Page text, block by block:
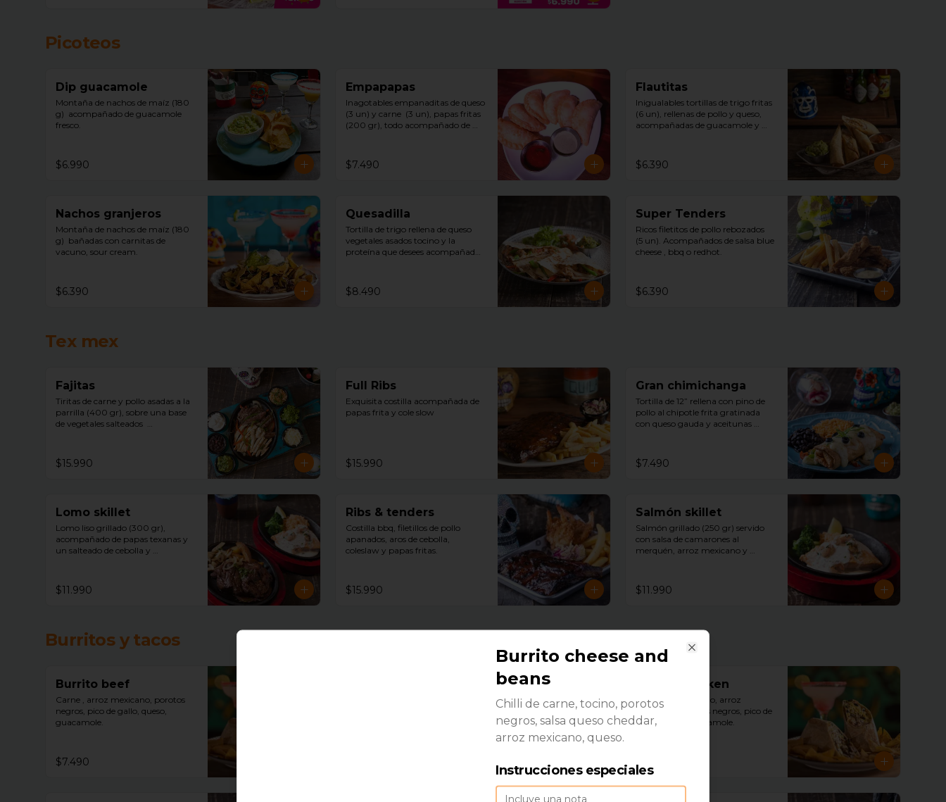
Picoteos
Dip guacamole
Montaña de nachos de maíz (180
g)  acompañado de guacamole
fresco.
$6.990
Empapapas
Inagotables empanaditas de queso
(3 un) y carne  (3 un), papas fritas
(200 gr), todo acompañado de
$7.490
Flautitas
Inigualables tortillas de trigo fritas
(6 un), rellenas de pollo y queso,
acompañadas de guacamole y
$6.390
Nachos granjeros
Montaña de nachos de maíz (180
g)  bañadas con carnitas de
vacuno, sour cream.
$6.390
Quesadilla
Tortilla de trigo rellena de queso
vegetales asados tocino y la
proteína que desees acompañadas
$8.490
Super Tenders
Ricos filetitos de pollo rebozados
(5 un). Acompañados de salsa blue
cheese , bbq o redhot.
$6.390
Tex mex
Fajitas
Tiritas de carne y pollo asadas a la
parrilla (400 gr), sobre una base
de vegetales salteados
gallo, sour cream, queso,
guacamole y tortillas de trigo.
$15.990
Full Ribs
Exquisita costilla acompañada de
papas frita y cole slow
$15.990
Gran chimichanga
Tortilla de 12” rellena con pino de
pollo al chipotle frita gratinada
con queso gauda y aceitunas
$7.490
Lomo skillet
Lomo liso grillado (300 gr),
acompañado de papas texanas y
un salteado de cebolla y
$11.990
Ribs & tenders
Costilla bbq, filetillos de pollo
apanados, aros de cebolla,
coleslaw y papas fritas.
$15.990
Salmón skillet
Salmón grillado (250 gr) servido
con salsa de camarones al
merquén, arroz mexicano y
$11.990
Burritos y tacos
Burrito beef
Carne , arroz mexicano, porotos
negros, pico de gallo, queso,
guacamole.
$7.490
Burrito chicken
Pollo desmenuzado, arroz
mexicano, porotos negros, pico de
gallo, queso, guacamole.
$7.490
Burrito cheese and
beans
Chilli de carne, tocino, porotos
negros, salsa queso cheddar,
arroz mexicano, queso.
Instrucciones especiales